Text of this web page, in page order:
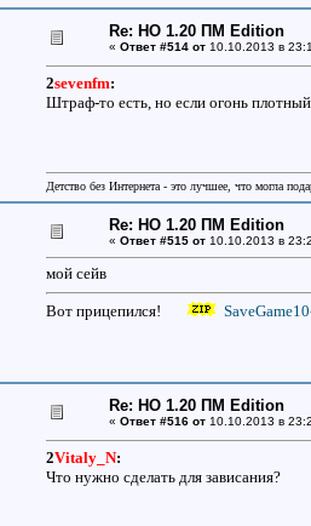
Re: НО 1.20 ПМ Edition
« Ответ #514 от10.10.2013 в
2sevenfm:
Штраф-то есть, но если огонь
Детство без Интернета - это лучшее, что могла
Re: НО 1.20 ПМ Edition
« Ответ #515 от10.10.2013 в
мой сейв
Вот прицепился!
Re: НО 1.20 ПМ Edition
« Ответ #516 от10.10.2013 в
2Vitaly_N:
Что нужно сделать для зависания?